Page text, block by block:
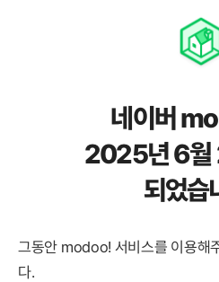
네이버
2025년 6월
되었습
그동안 modoo! 서비스를 이용해
다.